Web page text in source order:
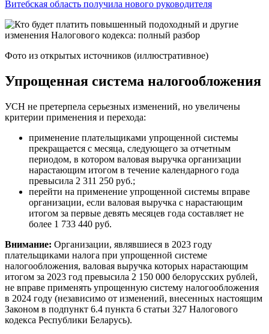
Витебская область получила нового руководителя
Фото из открытых источников (иллюстративное)
Упрощенная система налогообложения
УСН не претерпела серьезных изменений, но увеличены
критерии применения и перехода:
применение плательщиками упрощенной системы
прекращается с месяца, следующего за отчетным
периодом, в котором валовая выручка организации
нарастающим итогом в течение календарного года
превысила 2 311 250 руб.;
перейти на применение упрощенной системы вправе
организации, если валовая выручка с нарастающим
итогом за первые девять месяцев года составляет не
более 1 733 440 руб.
Внимание: Организации, являвшиеся в 2023 году
плательщиками налога при упрощенной системе
налогообложения, валовая выручка которых нарастающим
итогом за 2023 год превысила 2 150 000 белорусских рублей,
не вправе применять упрощенную систему налогообложения
в 2024 году (независимо от изменений, внесенных настоящим
Законом в подпункт 6.4 пункта 6 статьи 327 Налогового
кодекса Республики Беларусь).